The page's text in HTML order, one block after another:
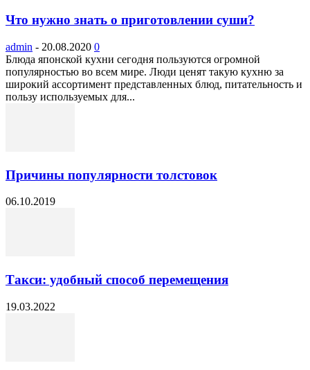
Что нужно знать о приготовлении суши?
admin - 20.08.2020 0
Блюда японской кухни сегодня пользуются огромной
популярностью во всем мире. Люди ценят такую кухню за
широкий ассортимент представленных блюд, питательность и
пользу используемых для...
Причины популярности толстовок
06.10.2019
Такси: удобный способ перемещения
19.03.2022